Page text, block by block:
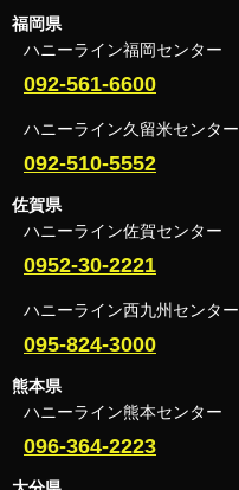
福岡県
ハニーライン福岡センター
092-561-6600
ハニーライン久留米センター
092-510-5552
佐賀県
ハニーライン佐賀センター
0952-30-2221
ハニーライン西九州センター
095-824-3000
熊本県
ハニーライン熊本センター
096-364-2223